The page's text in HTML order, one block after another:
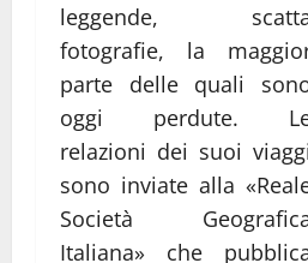
leggende,
fotografie, la
parte delle quali
oggi perdute.
relazioni dei suoi viaggi
sono inviate alla
Società
Italiana» che